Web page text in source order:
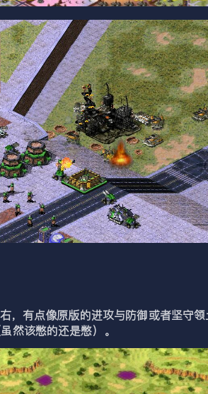
点像原版的进攻与防御或者坚守领
然该憋的还是憋）。